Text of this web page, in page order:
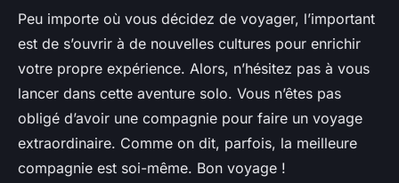
Peu importe où vous décidez de voyager, l’important
est de s’ouvrir à de nouvelles cultures pour enrichir
votre propre expérience. Alors, n’hésitez pas à vous
lancer dans cette aventure solo. Vous n’êtes pas
obligé d’avoir une compagnie pour faire un voyage
extraordinaire. Comme on dit, parfois, la meilleure
compagnie est soi-même. Bon voyage !